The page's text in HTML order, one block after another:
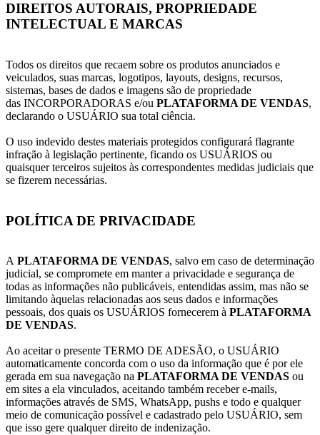
DIREITOS AUTORAIS, PROPRIEDADE
INTELECTUAL E MARCAS
Todos os direitos que recaem sobre os produtos anunciados e
veiculados, suas marcas, logotipos, layouts, designs, recursos,
sistemas, bases de dados e imagens são de propriedade
das INCORPORADORAS e/ou PLATAFORMA DE VENDAS,
declarando o USUÁRIO sua total ciência.
O uso indevido destes materiais protegidos configurará flagrante
infração à legislação pertinente, ficando os USUÁRIOS ou
quaisquer terceiros sujeitos às correspondentes medidas judiciais que
se fizerem necessárias.
POLÍTICA DE PRIVACIDADE
A PLATAFORMA DE VENDAS, salvo em caso de determinação
judicial, se compromete em manter a privacidade e segurança de
todas as informações não publicáveis, entendidas assim, mas não se
limitando àquelas relacionadas aos seus dados e informações
pessoais, dos quais os USUÁRIOS fornecerem à PLATAFORMA
DE VENDAS.
Ao aceitar o presente TERMO DE ADESÃO, o USUÁRIO
automaticamente concorda com o uso da informação que é por ele
gerada em sua navegação na PLATAFORMA DE VENDAS ou
em sites a ela vinculados, aceitando também receber e-mails,
informações através de SMS, WhatsApp, pushs e todo e qualquer
meio de comunicação possível e cadastrado pelo USUÁRIO, sem
que isso gere qualquer direito de indenização.